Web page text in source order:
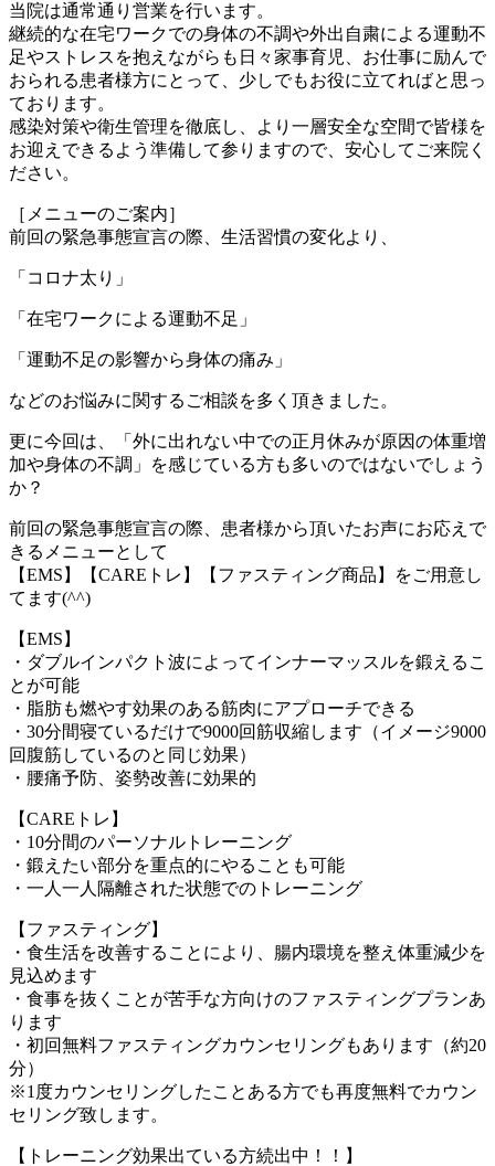
当院は通常通り営業を行います。
継続的な在宅ワークでの身体の不調や外出自粛による運動不
足やストレスを抱えながらも日々家事育児、お仕事に励んで
おられる患者様方にとって、少しでもお役に立てればと思っ
ております。
感染対策や衛生管理を徹底し、より一層安全な空間で皆様を
お迎えできるよう準備して参りますので、安心してご来院く
ださい。
［メニューのご案内］
前回の緊急事態宣言の際、生活習慣の変化より、
「コロナ太り」
「在宅ワークによる運動不足」
「運動不足の影響から身体の痛み」
などのお悩みに関するご相談を多く頂きました。
更に今回は、「外に出れない中での正月休みが原因の体重増
加や身体の不調」を感じている方も多いのではないでしょう
か？
前回の緊急事態宣言の際、患者様から頂いたお声にお応えで
きるメニューとして
【EMS】【CAREトレ】【ファスティング商品】をご用意し
てます(^^)
【EMS】
・ダブルインパクト波によってインナーマッスルを鍛えるこ
とが可能
・脂肪も燃やす効果のある筋肉にアプローチできる
・30分間寝ているだけで9000回筋収縮します（イメージ9000
回腹筋しているのと同じ効果）
・腰痛予防、姿勢改善に効果的
【CAREトレ】
・10分間のパーソナルトレーニング
・鍛えたい部分を重点的にやることも可能
・一人一人隔離された状態でのトレーニング
【ファスティング】
・食生活を改善することにより、腸内環境を整え体重減少を
見込めます
・食事を抜くことが苦手な方向けのファスティングプランあ
ります
・初回無料ファスティングカウンセリングもあります（約20
分）
※1度カウンセリングしたことある方でも再度無料でカウン
セリング致します。
【トレーニング効果出ている方続出中！！】